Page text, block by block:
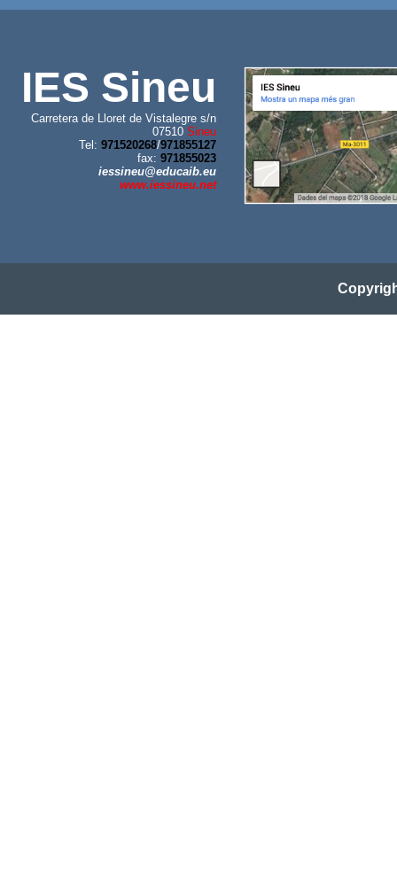
IES Sineu
Carretera de Lloret de Vistalegre s/n
07510 Sineu
Tel: 971520268/971855127
fax: 971855023
iessineu@educaib.eu
www.iessineu.net